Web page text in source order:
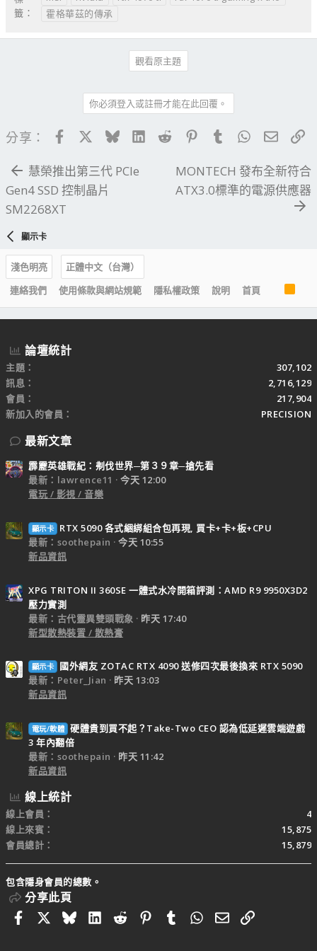
籤：
霍格華茲的傳承
觀看原主題
你必須登入或註冊才能在此回覆。
分享： FacebookBlueskyLinkedIn
Reddit PinterestTumblrWhatsApp
電子
慧榮推出第三代 PCIe
Gen4 SSD 控制晶片
SM2268XT
MONTECH 發布全新符合
ATX3.0標準的電源供應器
顯示卡
淺色明亮
正體中文（台灣）
連絡我們
使用條款與網站規範 隱私權政策 說明 首頁
R
S
S
論壇統計
主題
307,102
訊息
2,716,129
會員
217,904
新加入的會員
PRECISION
最新文章
霹靂英雄戰紀：刜伐世界─第３９章─搶先看
最新：lawrence11
今天 12:00
電玩 / 影視 / 音樂
顯示卡
RTX 5090 各式綑綁組合包再現, 買卡+卡+板+CPU
最新：soothepain
今天 10:55
新品資訊
XPG TRITON II 360SE 一體式水冷開箱評測：AMD R9 9950X3D2
壓力實測
最新：古代靈異雙頭戰象
昨天 17:40
新型散熱裝置 / 散熱膏
顯示卡
國外網友 ZOTAC RTX 4090 送修四次最後換來 RTX 5090
最新：Peter_Jian
昨天 13:03
新品資訊
電玩/軟體 硬體貴到買不起？Take-Two CEO 認為低延遲雲端遊戲
3 年內翻倍
最新：soothepain
昨天 11:42
新品資訊
線上統計
線上會員
4
線上來賓
15,875
會員總計
15,879
包含隱身會員的總數。
分享此頁
FacebookBlueskyLinkedIn
RedditPinterestTumblrWhatsApp
電子郵件
連結